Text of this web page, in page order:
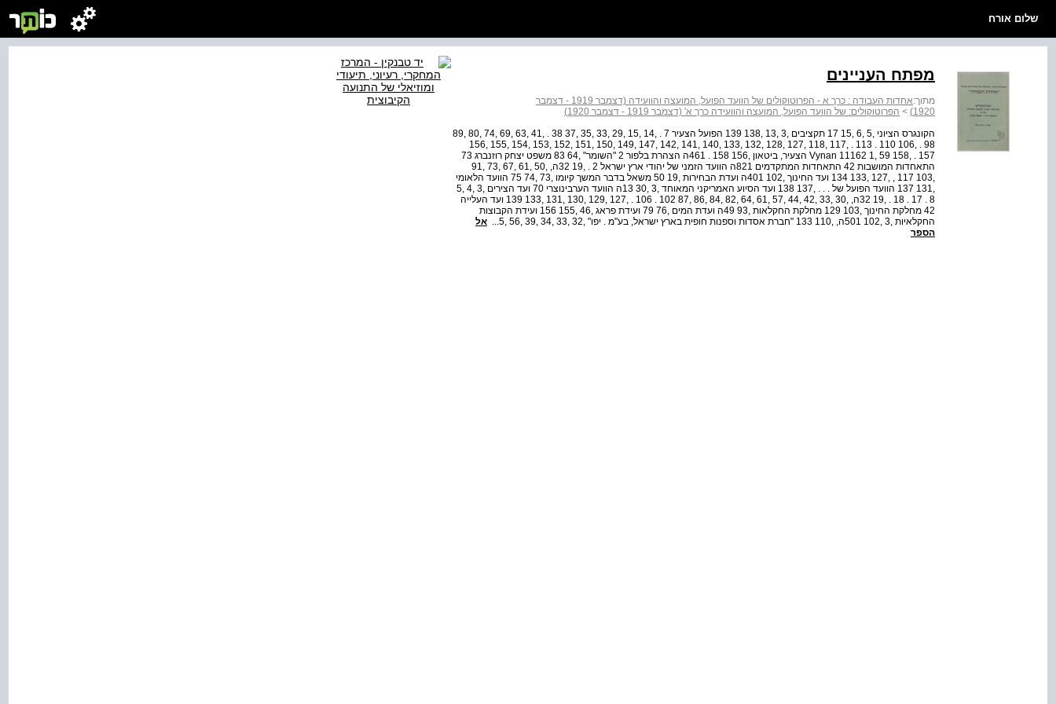
שלום אורח
מפתח העניינים
מתוך:
אחדות העבודה : כרך א - הפרוטוקולים של הוועד הפועל, המועצה והוועידה (דצמבר 1919 - דצמבר
1920)
> הפרוטוקולים: של הוועד הפועל, המועצה והוועידה כרך א' (דצמבר 1919 - דצמבר 1920)
הקונגרס הציוני ,5 ,6 ,15 17 תקציבים ,3 ,13 ,138 139 הפועל הצעיר 7 . ,14 ,15 ,29 ,33 ,35 ,37 38 . ,41 ,63 ,69 ,74 ,80 ,89
98 . ,106 110 . 113 . ,117 ,118 ,127 ,128 ,132 ,133 ,140 ,141 ,142 ,147 ,149 ,150 ,151 ,152 ,153 ,154 ,155 ,156
157 . ,158 59 ,1 11162 Vynan הצעיר, ביטאון ,156 158 . 461ה הצהרת בלפור 2 "השומר" ,64 83 משפט יצחק רוזנברג 73
התאחדות המושבות 42 התאחדות המתקדמים 821ה הוועד הזמני של יהודי ארץ ישראל 2 . ,19 32ה, ,50 ,61 ,67 ,73 ,91
,103 117 , ,127 ,133 134 ועד החינוך ,102 401ה ועדת הבחירות ,19 50 משאל בדבר המשך קיומו ,73 ,74 75 הוועד הלאומי
,131 137 הוועד הפועל של . . . ,137 138 ועד הסיוע האמריקני המאוחד ,3 ,30 13ה הוועד הערבי­נוצרי 70 ועד הצירים ,3 ,4 ,5
8 . 17 . 18 . ,19 32ה, ,30 ,33 ,42 ,44 ,57 ,61 ,64 ,82 ,84 ,86 ,87 102 . 106 . ,127 ,129 ,130 ,131 ,133 139 ועד העלייה
42 מחלקת החינוך ,103 129 מחלקת החקלאות ,93 49ה ועדת המים ,76 79 ועידת פראג ,46 ,155 156 ועידת הקבוצות
החקלאיות ,3 ,102 501ה, ,110 133 "חברת אסדות וספנות חופית בארץ­ ישראל, בע"מ . יפו" ,32 ,33 ,34 ,39 ,56 ,5...
אל
הספר